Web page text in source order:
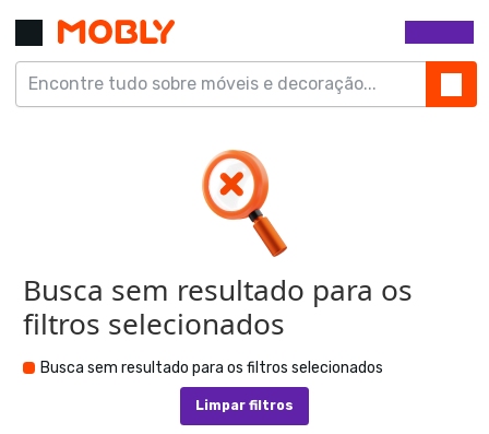
Busca sem resultado para os
filtros selecionados
Busca sem resultado para os filtros selecionados
Limpar filtros